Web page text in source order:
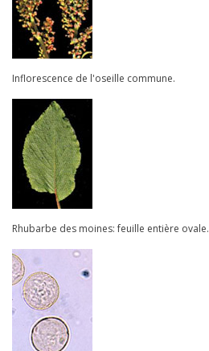
Inflorescence de l'oseille commune.
Rhubarbe des moines: feuille entière ovale.